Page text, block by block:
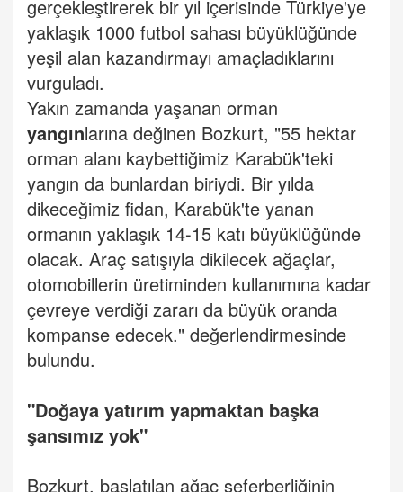
gerçekleştirerek bir yıl içerisinde Türkiye'ye
yaklaşık 1000 futbol sahası büyüklüğünde
yeşil alan kazandırmayı amaçladıklarını
vurguladı.
Yakın zamanda yaşanan orman
yangınlarına değinen Bozkurt, "55 hektar
orman alanı kaybettiğimiz Karabük'teki
yangın da bunlardan biriydi. Bir yılda
dikeceğimiz fidan, Karabük'te yanan
ormanın yaklaşık 14-15 katı büyüklüğünde
olacak. Araç satışıyla dikilecek ağaçlar,
otomobillerin üretiminden kullanımına kadar
çevreye verdiği zararı da büyük oranda
kompanse edecek." değerlendirmesinde
bulundu.
"Doğaya yatırım yapmaktan başka
şansımız yok"
Bozkurt, başlatılan ağaç seferberliğinin